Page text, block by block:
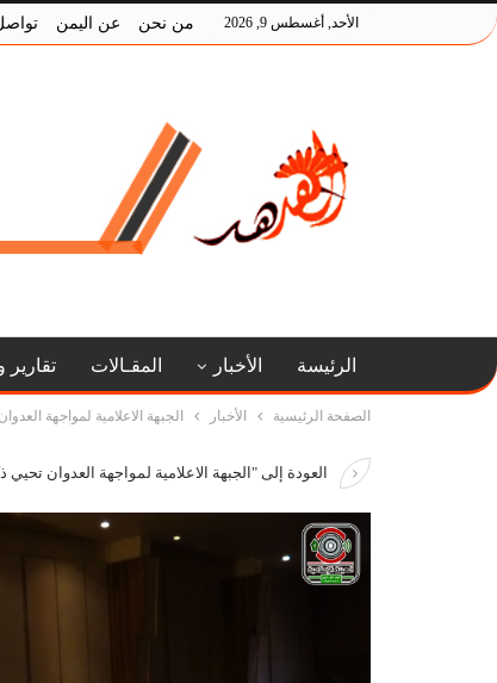
الأحد, أغسطس 9, 2026 من نحن عن اليمن
الرئيسة الأخبار المقـالات تقارير
الصفحة الرئيسية الأخبار الجبهة الاعلامية لمواجهة
العودة إلى "الجبهة الاعلامية لمواجهة العدوان